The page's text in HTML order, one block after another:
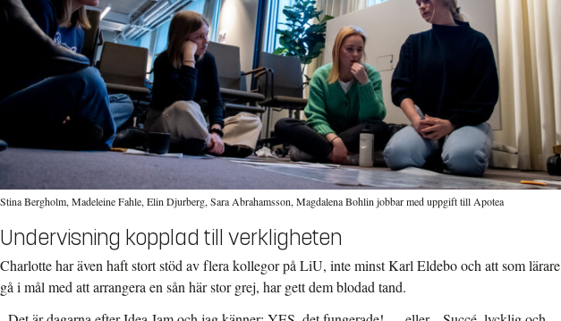
Stina Bergholm, Madeleine Fahle, Elin Djurberg, Sara Abrahamsson, Magdalena Bohlin jobbar med uppgift till Apotea
Undervisning kopplad till verkligheten
Charlotte har även haft stort stöd av flera kollegor på LiU, inte minst Karl Eldebo och att som lärare
gå i mål med att arrangera en sån här stor grej, har gett dem blodad tand.